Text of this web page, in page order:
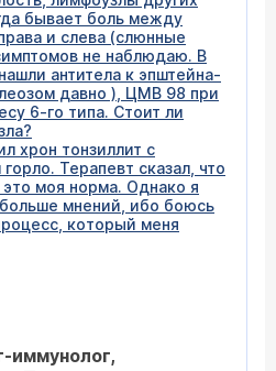
бывает боль между
и слева (слюнные
не наблюдаю. В
антитела к эпштейна-
давно ), ЦМВ 98 при
6-го типа. Стоит ли
хрон тонзиллит с
Терапевт сказал, что
моя норма. Однако я
мнений, ибо боюсь
который меня
иммунолог,